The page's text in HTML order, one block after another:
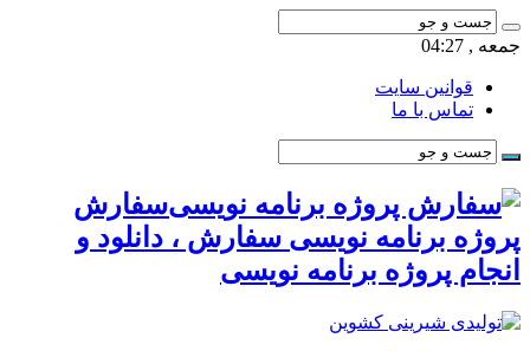
جمعه , 04:27
قوانین سایت
تماس با ما
سفارش
پروژه برنامه نویسی سفارش ، دانلود و
انجام پروژه برنامه نویسی